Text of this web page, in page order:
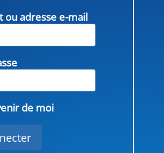
ou adresse e-mail
de moi